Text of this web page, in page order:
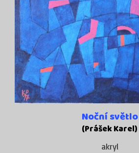
Noční světlo
(Prášek Karel)
akryl